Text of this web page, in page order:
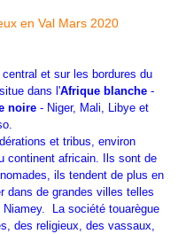
et sur les bordures du
dans l'Afrique blanche-
noire - Niger, Mali, Libye et
et tribus, environ
continent africain. Ils sont de
ils tendent de plus en
dans de grandes villes telles
Niamey. La société touarègue
des religieux, des vassaux,